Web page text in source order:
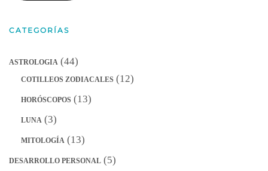
CATEGORÍAS
ASTROLOGIA (44)
COTILLEOS ZODIACALES (12)
HORÓSCOPOS (13)
LUNA (3)
MITOLOGÍA (13)
DESARROLLO PERSONAL (5)